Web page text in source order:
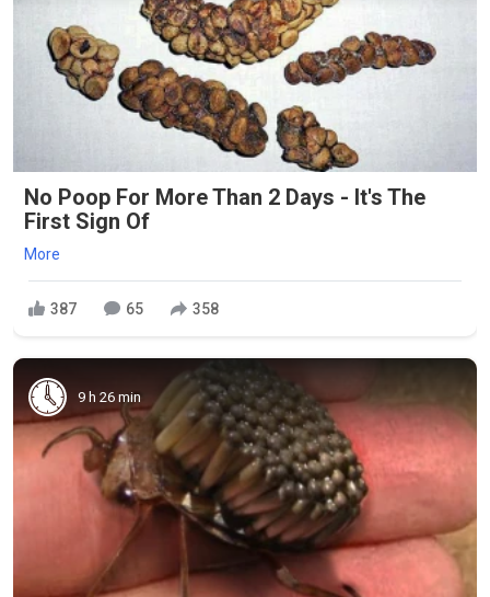
No Poop For More Than 2 Days - It's The
First Sign Of
More
387 65 358
9 h 26 min